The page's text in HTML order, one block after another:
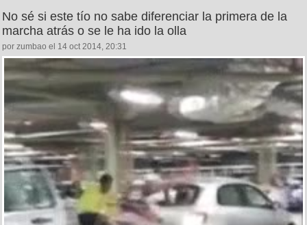
No sé si este tío no sabe diferenciar la primera de la
marcha atrás o se le ha ido la olla
por zumbao el 14 oct 2014, 20:31